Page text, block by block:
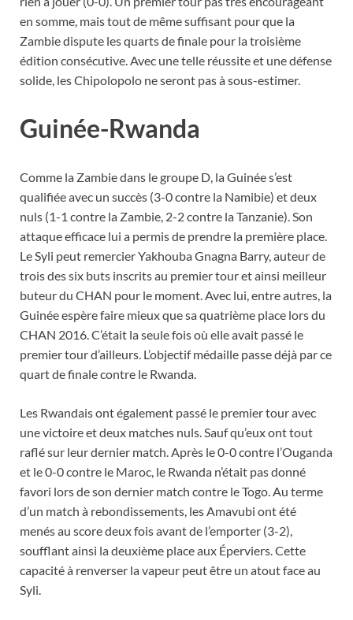
en somme, mais tout de même suffisant pour que la
Zambie dispute les quarts de finale pour la troisième
édition consécutive. Avec une telle réussite et une défense
solide, les Chipolopolo ne seront pas à sous-estimer.
Guinée-Rwanda
Comme la Zambie dans le groupe D, la Guinée s’est
qualifiée avec un succès (3-0 contre la Namibie) et deux
nuls (1-1 contre la Zambie, 2-2 contre la Tanzanie). Son
attaque efficace lui a permis de prendre la première place.
Le Syli peut remercier Yakhouba Gnagna Barry, auteur de
trois des six buts inscrits au premier tour et ainsi meilleur
buteur du CHAN pour le moment. Avec lui, entre autres, la
Guinée espère faire mieux que sa quatrième place lors du
CHAN 2016. C’était la seule fois où elle avait passé le
premier tour d’ailleurs. L’objectif médaille passe déjà par ce
quart de finale contre le Rwanda.
Les Rwandais ont également passé le premier tour avec
une victoire et deux matches nuls. Sauf qu’eux ont tout
raflé sur leur dernier match. Après le 0-0 contre l’Ouganda
et le 0-0 contre le Maroc, le Rwanda n’était pas donné
favori lors de son dernier match contre le Togo. Au terme
d’un match à rebondissements, les Amavubi ont été
menés au score deux fois avant de l’emporter (3-2),
soufflant ainsi la deuxième place aux Éperviers. Cette
capacité à renverser la vapeur peut être un atout face au
Syli.